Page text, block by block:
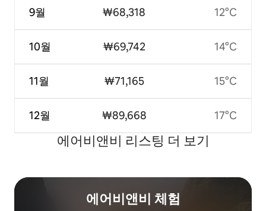
9월
10월
11월
12월
₩68,318
₩69,742
₩71,165
₩89,668
12°C
14°C
15°C
17°C
에어비앤비 리스팅 더 보기
에어비앤비 체험